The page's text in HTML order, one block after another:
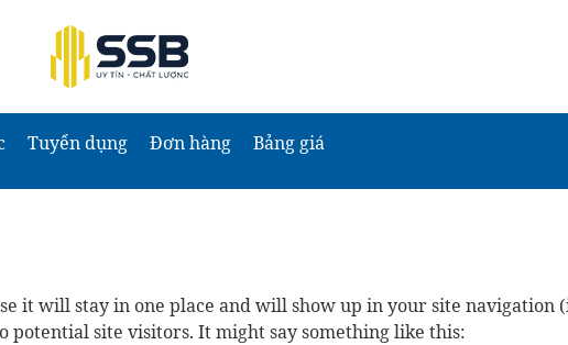
Tuyển dụng Đơn hàng Bảng giá
it will stay in one place and will show up in your site navigation
site visitors. It might say something like this: